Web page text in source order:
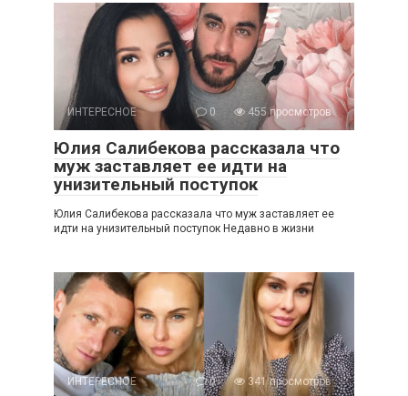
ИНТЕРЕСНОЕ 0 455 просмотров
Юлия Салибекова рассказала что
муж заставляет ее идти на
унизительный поступок
Юлия Салибекова рассказала что муж заставляет ее
идти на унизительный поступок Недавно в жизни
ИНТЕРЕСНОЕ 0 341 просмотров